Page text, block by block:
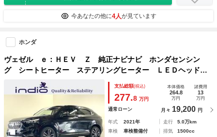
今あなたの他に4人が見ています
ホンダ
ヴェゼル ｅ：ＨＥＶ Ｚ 純正ナビナビ ホンダセンシン
グ シートヒーター ステアリングヒーター ＬＥＤヘッドラ
イト 純正アルミホイール Ｂｌｕｅｔｏｏｔｈ 充電用ＵＳ
Ｂソケット バックモニター
支払総額(税込)
277.8 万円
本体価格
264.8
万円
諸費用
13
万円
通常ローン 月々 19,200 円
年式 2021年 走行
5.0万km
車検
車検整備付 排気
1500cc